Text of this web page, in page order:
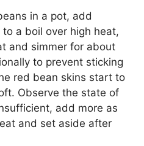
in a pot, add
a boil over high heat,
and simmer for about
to prevent sticking
red bean skins start to
Observe the state of
add more as
and set aside after